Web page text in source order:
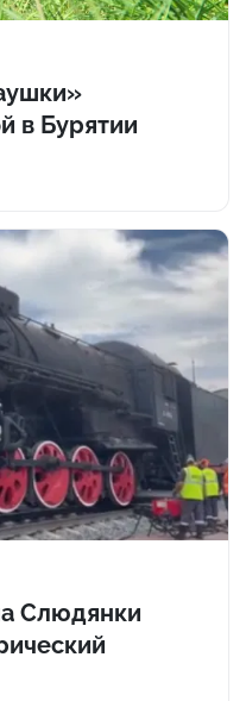
в Бурятии
Слюдянки